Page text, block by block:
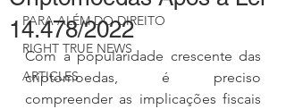
PARA ALÉM DO DIREITO
RIGHT TRUE NEWS
ARTICLES
14.478/2022
Com a popularidade crescente das
criptomoedas, é preciso
compreender as implicações fiscais